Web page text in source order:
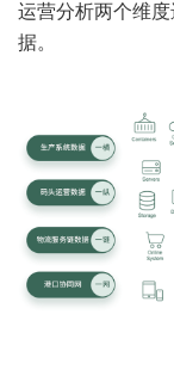
运营分析两个维
据。